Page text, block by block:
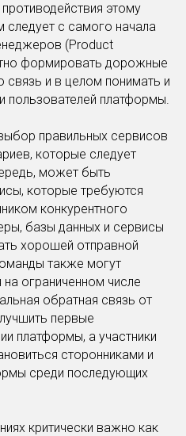
этому
с самого начала
(Product
формировать дорожные
связь и в целом понимать и
пользователей платформы.
правильных сервисов
которые следует
может быть
которые требуются
конкурентного
базы данных и сервисы
хорошей отправной
также могут
ограниченном числе
обратная связь от
первые
платформы, а участники
сторонниками и
среди последующих
критически важно как